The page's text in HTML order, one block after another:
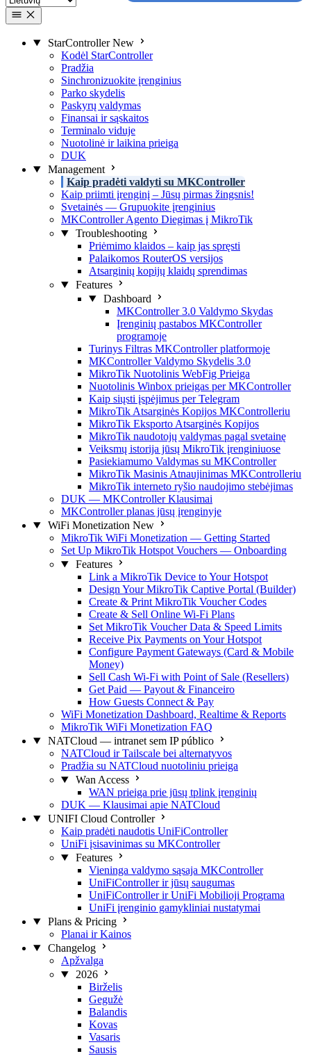
StarController New
Kodėl StarController
Pradžia
Sinchronizuokite įrenginius
Parko skydelis
Paskyrų valdymas
Finansai ir sąskaitos
Terminalo viduje
Nuotolinė ir laikina prieiga
DUK
Management
Kaip pradėti valdyti su MKController
Kaip priimti įrenginį – Jūsų pirmas žingsnis!
Svetainės — Grupuokite įrenginius
MKController Agento Diegimas į MikroTik
Troubleshooting
Priėmimo klaidos – kaip jas spręsti
Palaikomos RouterOS versijos
Atsarginių kopijų klaidų sprendimas
Features
Dashboard
MKController 3.0 Valdymo Skydas
Įrenginių pastabos MKController
programoje
Turinys Filtras MKController platformoje
MKController Valdymo Skydelis 3.0
MikroTik Nuotolinis WebFig Prieiga
Nuotolinis Winbox prieigas per MKController
Kaip siųsti įspėjimus per Telegram
MikroTik Atsarginės Kopijos MKControlleriu
MikroTik Eksporto Atsarginės Kopijos
MikroTik naudotojų valdymas pagal svetainę
Veiksmų istorija jūsų MikroTik įrenginiuose
Pasiekiamumo Valdymas su MKController
MikroTik Masinis Atnaujinimas MKControlleriu
MikroTik interneto ryšio naudojimo stebėjimas
DUK — MKController Klausimai
MKController planas jūsų įrenginyje
WiFi Monetization New
MikroTik WiFi Monetization — Getting Started
Set Up MikroTik Hotspot Vouchers — Onboarding
Features
Link a MikroTik Device to Your Hotspot
Design Your MikroTik Captive Portal (Builder)
Create & Print MikroTik Voucher Codes
Create & Sell Online Wi-Fi Plans
Set MikroTik Voucher Data & Speed Limits
Receive Pix Payments on Your Hotspot
Configure Payment Gateways (Card & Mobile
Money)
Sell Cash Wi-Fi with Point of Sale (Resellers)
Get Paid — Payout & Financeiro
How Guests Connect & Pay
WiFi Monetization Dashboard, Realtime & Reports
MikroTik WiFi Monetization FAQ
NATCloud — intranet sem IP público
NATCloud ir Tailscale bei alternatyvos
Pradžia su NATCloud nuotoliniu prieiga
Wan Access
WAN prieiga prie jūsų tplink įrenginių
DUK — Klausimai apie NATCloud
UNIFI Cloud Controller
Kaip pradėti naudotis UniFiController
UniFi įsisavinimas su MKController
Features
Vieninga valdymo sąsaja MKController
UniFiController ir jūsų saugumas
UniFiController ir UniFi Mobilioji Programa
UniFi įrenginio gamykliniai nustatymai
Plans & Pricing
Planai ir Kainos
Changelog
Apžvalga
2026
Birželis
Gegužė
Balandis
Kovas
Vasaris
Sausis